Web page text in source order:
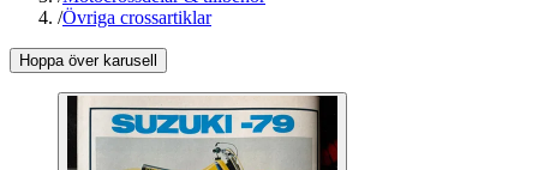
/Övriga crossartiklar
Hoppa över karusell